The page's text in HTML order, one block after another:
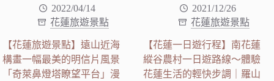
2022/04/14
花蓮旅遊景點
【花蓮旅遊景點】遠山近海
構畫一幅最美的明信片風景
「奇萊鼻燈塔瞭望平台」漫
2021/12/26
花蓮旅遊景點
【花蓮一日遊行程】南花蓮
縱谷農村一日遊路線～體驗
花蓮生活的輕快步調｜羅山